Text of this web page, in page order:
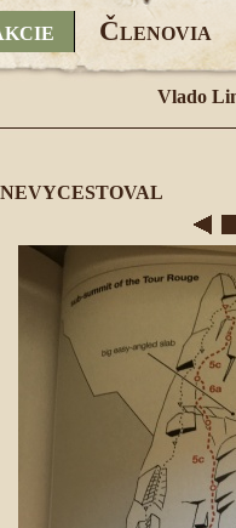
KCIE ČLENOVIA
Vlado